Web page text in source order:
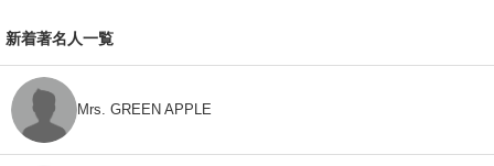
新着著名人一覧
Mrs. GREEN APPLE